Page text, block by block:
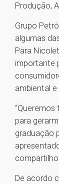
Produção,
Grupo
algumas
Para
importante
ambiental
para
graduação
De acordo